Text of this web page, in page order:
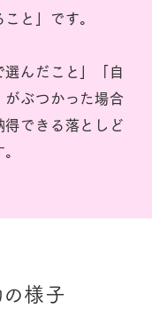
と」です。
選んだこと」「自
ぶつかった場合
得できる落としど
様子